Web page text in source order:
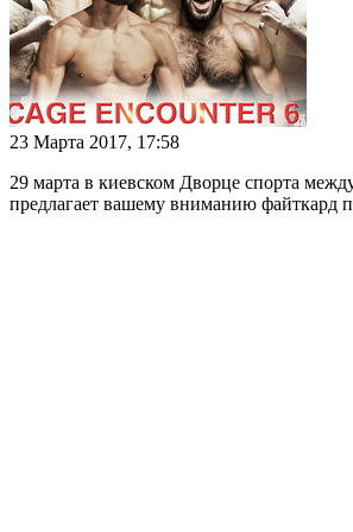
23 Марта 2017, 17:58
29 марта в киевском Дворце спорта
предлагает вашему вниманию файткард